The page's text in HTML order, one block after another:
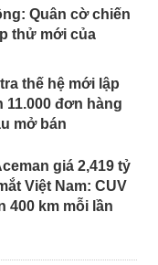
Quân cờ chiến
thử mới của
thế hệ mới lập
11.000 đơn hàng
mở bán
giá 2,419 tỷ
Việt Nam: CUV
400 km mỗi lần